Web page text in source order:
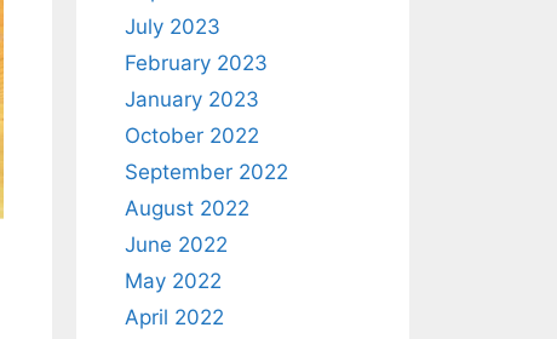
July 2023
February 2023
January 2023
October 2022
September 2022
August 2022
June 2022
May 2022
April 2022